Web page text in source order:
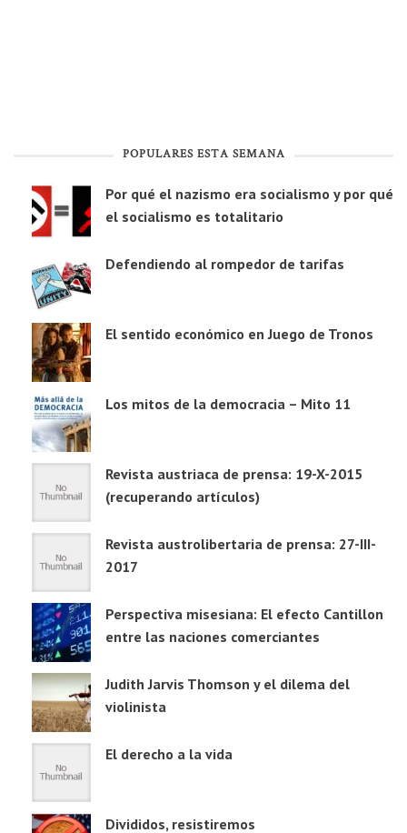
POPULARES ESTA SEMANA
Por qué el nazismo era socialismo y por qué
el socialismo es totalitario
Defendiendo al rompedor de tarifas
El sentido económico en Juego de Tronos
Los mitos de la democracia – Mito 11
Revista austriaca de prensa: 19-X-2015
(recuperando artículos)
Revista austrolibertaria de prensa: 27-III-
2017
Perspectiva misesiana: El efecto Cantillon
entre las naciones comerciantes
Judith Jarvis Thomson y el dilema del
violinista
El derecho a la vida
Divididos, resistiremos